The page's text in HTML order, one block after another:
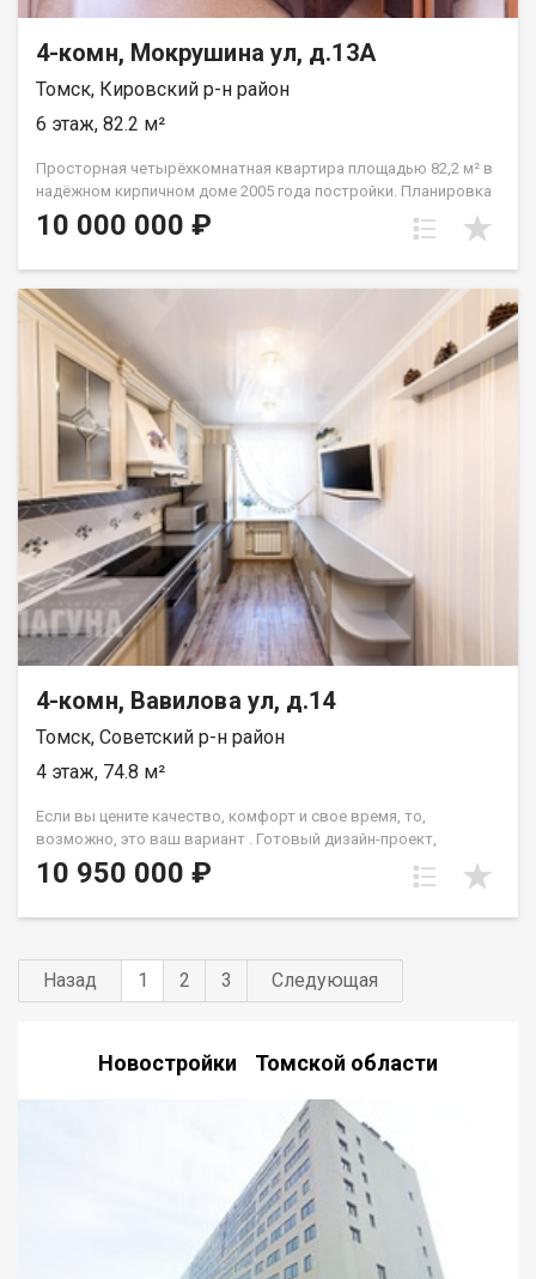
4-комн, Мокрушина ул, д.13А
Томск, Кировский р-н район
6 этаж, 82.2 м²
Просторная четырёхкомнатная квартира площадью 82,2 м² в
надёжном кирпичном доме 2005 года постройки. Планировка
квартиры включает три отдельные светлые спальни и
великолепную кухню-гостиную площадью 27,5 м², где можно
вечернего отдыха. Преимущества • Качественный кирпичный
дом обеспечивает отличную тепло- и шумоизоляцию •
Современная планировка с просторными комнатами • Два
балкона для отдыха и хранения Развитая инфраструктура
района включает: • Уютный парк для прогулок • Детский сад в
пешей доступности • Школу рядом с домом • Магазины
первой необходимости • Аптечные пункты Идеальное
решение Эта квартира станет отличным выбором для
большой семьи, ценящей комфорт, качество жилья и
развитую инфраструктуру района. Всё необходимое для
жизни находится в шаговой доступности, при этом дом
расположен в тихом, спокойном месте.
10 000 000 ₽
4-комн, Вавилова ул, д.14
Томск, Советский р-н район
4 этаж, 74.8 м²
Если вы цените качество, комфорт и свое время, то,
возможно, это ваш вариант . Готовый дизайн-проект,
реализованный в жизнь. Все продумано до мелочей и
деталей. Сделано с душой. Полная комплектация квартиры
столовой. Три отдельные комнаты дают варианты сценариев.
Спальня, детская, кабинет, гардеробная или гостевая комната
детских сада. ✔ Все необходимые магазины, аптеки,
почты до банковских отделений) ✔ Лес и свежий воздух.
Освещённая асфальтированная трасса в лесу для Ваших
вечерних прогулок пешком. ✔ Удобная транспортная
развязка, полное отсутствие пробок при выезде в город,
автобусные остановки с выбором направлений маршруток.
Просмотреть квартиру можно по предварительной записи по
телефону. Вариант достойный внимания, вам точно не стоит
10 950 000 ₽
Назад 1 2 3 Следующая
Новостройки Томской области